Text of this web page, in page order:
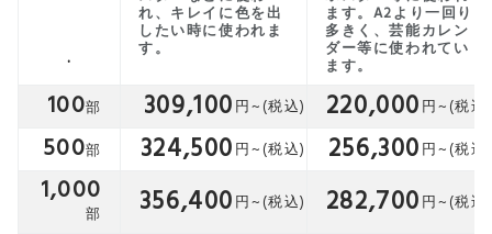
.
れ、キレイに色を出
したい時に使われま
す。
ます。A2より一回り
多きく、芸能カレン
ダー等に使われてい
ます。
100 309,100 220,000
500 324,500 256,300
1,000 356,400 282,700